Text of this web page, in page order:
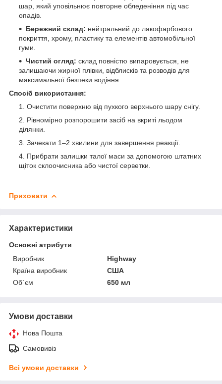
шар, який уповільнює повторне обледеніння під час
опадів.
Бережний склад: нейтральний до лакофарбового
покриття, хрому, пластику та елементів автомобільної
гуми.
Чистий огляд: склад повністю випаровується, не
залишаючи жирної плівки, відблисків та розводів для
максимальної безпеки водіння.
Спосіб використання:
Очистити поверхню від пухкого верхнього шару снігу.
Рівномірно розпорошити засіб на вкриті льодом
ділянки.
Зачекати 1–2 хвилини для завершення реакції.
Прибрати залишки талої маси за допомогою штатних
щіток склоочисника або чистої серветки.
Приховати
Характеристики
Основні атрибути
Виробник
Highway
Країна виробник
США
Об`єм
650 мл
Умови доставки
Нова Пошта
Самовивіз
Всі умови доставки